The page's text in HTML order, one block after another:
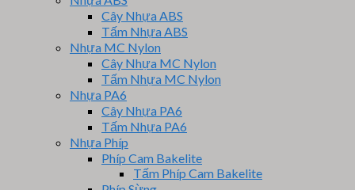
Cây Nhựa ABS
Tấm Nhựa ABS
Nhựa MC Nylon
Cây Nhựa MC Nylon
Tấm Nhựa MC Nylon
Nhựa PA6
Cây Nhựa PA6
Tấm Nhựa PA6
Nhựa Phíp
Phíp Cam Bakelite
Tấm Phíp Cam Bakelite